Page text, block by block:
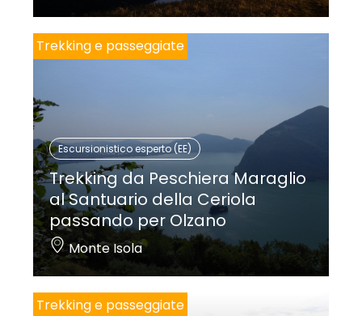
Trekking e passeggiate
Escursionistico esperto (EE)
Trekking da Peschiera Maraglio
al Santuario della Ceriola
passando per Olzano
Monte Isola
Trekking e passeggiate